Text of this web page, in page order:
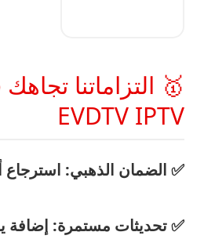
🥇 التزاماتنا
EVDTV IPTV
✅ الضمان الذهبي:
✅تحديثات مستمرة: إضافة